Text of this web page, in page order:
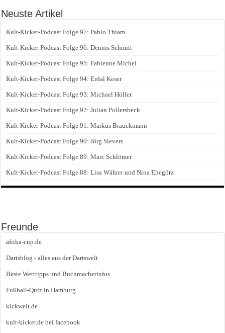
Neuste Artikel
Kult-Kicker-Podcast Folge 97: Pablo Thiam
Kult-Kicker-Podcast Folge 96: Dennis Schmitt
Kult-Kicker-Podcast Folge 95: Fabienne Michel
Kult-Kicker-Podcast Folge 94: Erdal Keser
Kult-Kicker-Podcast Folge 93: Michael Höller
Kult-Kicker-Podcast Folge 92: Julian Pollersbeck
Kult-Kicker-Podcast Folge 91: Markus Brauckmann
Kult-Kicker-Podcast Folge 90: Jörg Sievers
Kult-Kicker-Podcast Folge 89: Marc Schlömer
Kult-Kicker-Podcast Folge 88: Lisa Währer und Nina Ehegötz
Freunde
afrika-cup.de
Dartsblog - alles aus der Dartswelt
Beste Wetttipps und Buchmacherinfos
Fußball-Quiz in Hamburg
kickwelt.de
kult-kicker.de bei facebook